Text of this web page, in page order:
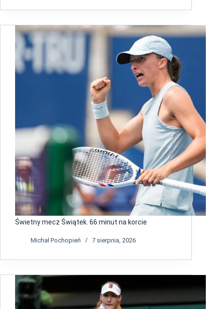
Świetny mecz Świątek. 66 minut na korcie
Michał Pochopień 7 sierpnia, 2026